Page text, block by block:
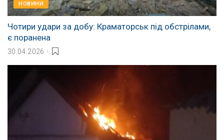
НОВИНИ
Чотири удари за добу: Краматорськ під обстрілами,
є поранена
30.04.2026